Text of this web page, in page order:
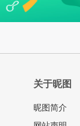
关于昵图
昵图简介